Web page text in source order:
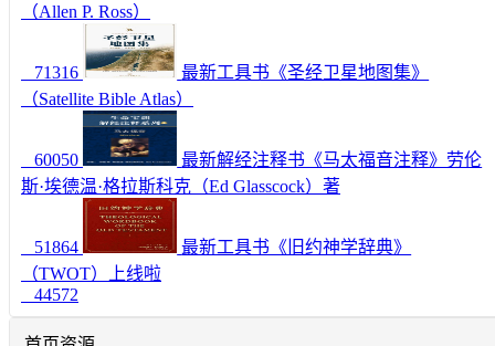
（Allen P. Ross）
71316
最新工具书《圣经卫星地图集》
（Satellite Bible Atlas）
60050
最新解经注释书《马太福音注释》劳伦
斯·埃德温·格拉斯科克（Ed Glasscock）著
51864
最新工具书《旧约神学辞典》
（TWOT）上线啦
44572